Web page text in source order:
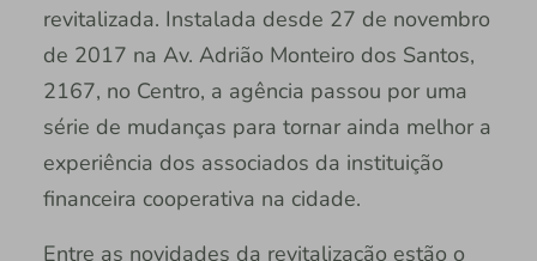
revitalizada. Instalada desde 27 de novembro
de 2017 na Av. Adrião Monteiro dos Santos,
2167, no Centro, a agência passou por uma
série de mudanças para tornar ainda melhor a
experiência dos associados da instituição
financeira cooperativa na cidade.
Entre as novidades da revitalização estão o